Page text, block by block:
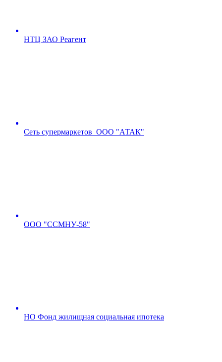
НТЦ ЗАО Реагент
Сеть супермаркетов ООО "АТАК"
ООО "ССМНУ-58"
НО Фонд жилищная социальная ипотека